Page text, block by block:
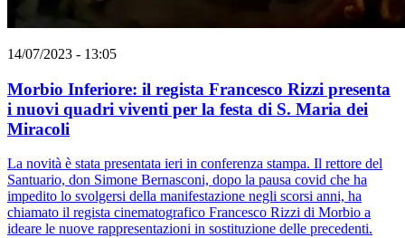
14/07/2023 - 13:05
Morbio Inferiore: il regista Francesco Rizzi presenta
i nuovi quadri viventi per la festa di S. Maria dei
Miracoli
La novità è stata presentata ieri in conferenza stampa. Il rettore del
Santuario, don Simone Bernasconi, dopo la pausa covid che ha
impedito lo svolgersi della manifestazione negli scorsi anni, ha
chiamato il regista cinematografico Francesco Rizzi di Morbio a
ideare le nuove rappresentazioni in sostituzione delle precedenti.